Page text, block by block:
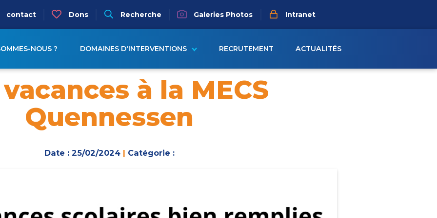
contact Dons Recherche Galeries Photos Intranet
principale
NOUS ? DOMAINES D'INTERVENTIONS RECRUTEMENT ACTUALITÉS
à la MECS
Quennessen
Date : 25/02/2024 | Catégorie :